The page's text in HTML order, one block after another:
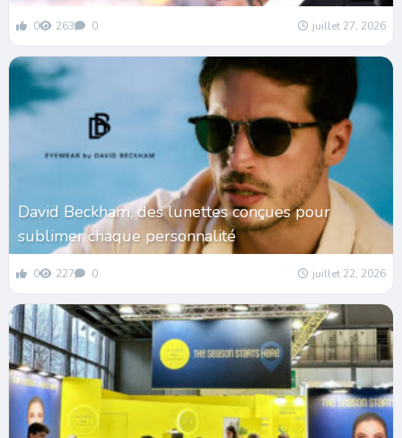
0 263 0 juillet 27, 2026
David Beckham, des lunettes conçues pour
sublimer chaque personnalité
0 227 0 juillet 22, 2026